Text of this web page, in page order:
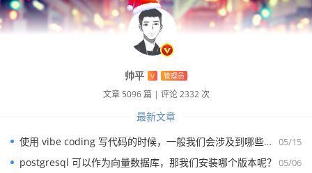
帅平 V 管理员
文章 5096 篇 | 评论 2332 次
最新文章
05/15
使用 vibe coding 写代码的时候，一般我们会涉及到哪些提示词？
05/06
postgresql 可以作为向量数据库，那我们安装哪个版本呢？